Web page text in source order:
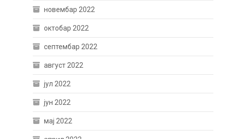
новембар 2022
октобар 2022
септембар 2022
август 2022
јул 2022
јун 2022
мај 2022